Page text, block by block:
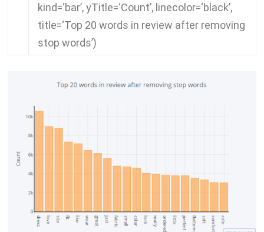
kind=‘bar’,yTitle=‘Count’, linecolor=‘black’,
title=‘Top 20 words in review after removing
stop words’)